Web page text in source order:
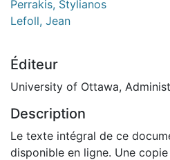
Perrakis, Stylianos
Lefoll, Jean
Éditeur
University of Ottawa,
Description
Le texte intégral de ce
disponible en ligne. Une